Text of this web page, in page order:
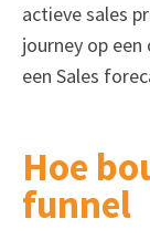
actieve sales
journey op
een Sales
Hoe
funnel